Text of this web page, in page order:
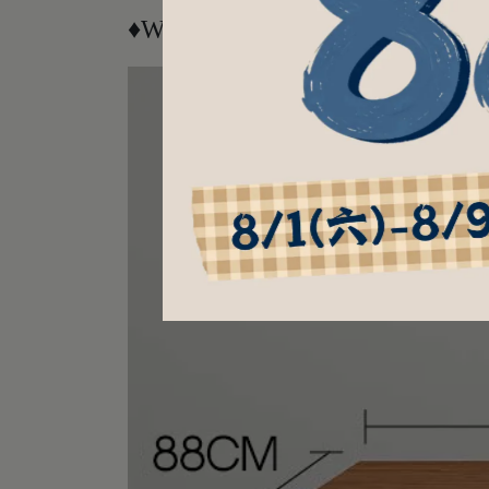
♦W-T02J-1 慢遞餐桌